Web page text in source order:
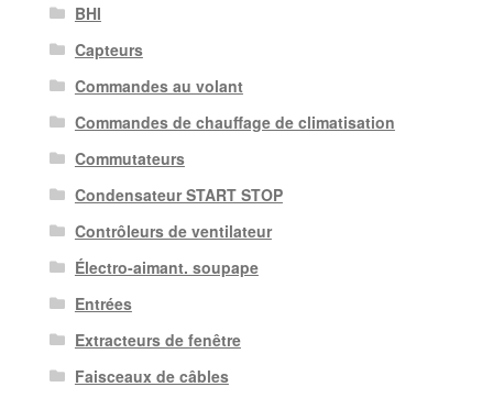
BHI
Capteurs
Commandes au volant
Commandes de chauffage de climatisation
Commutateurs
Condensateur START STOP
Contrôleurs de ventilateur
Électro-aimant. soupape
Entrées
Extracteurs de fenêtre
Faisceaux de câbles